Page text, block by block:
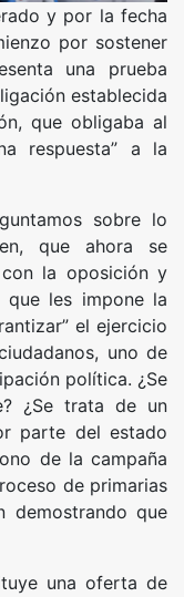
y por la fecha
por sostener
una prueba
establecida
que obligaba al
respuesta” a la
sobre lo
que ahora se
la oposición y
que les impone la
el ejercicio
uno de
política. ¿Se
¿Se trata de un
parte del estado
de la campaña
de primarias
demostrando que
una oferta de